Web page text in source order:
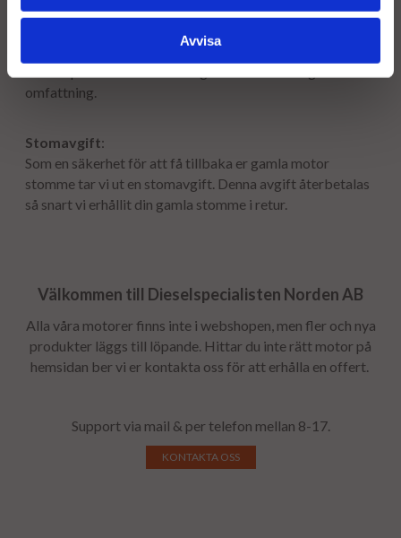
Avvisa
Garanti:
12 månaders garanti och obegränsad körsträcka. Läs
omfattning.
Stomavgift:
Som en säkerhet för att få tillbaka er gamla motor
stomme tar vi ut en stomavgift. Denna avgift återbetalas
så snart vi erhållit din gamla stomme i retur.
Välkommen till Dieselspecialisten Norden AB
Alla våra motorer finns inte i webshopen, men fler och nya
produkter läggs till löpande. Hittar du inte rätt motor på
hemsidan ber vi er kontakta oss för att erhålla en offert.
Support via mail & per telefon mellan 8-17.
KONTAKTA OSS